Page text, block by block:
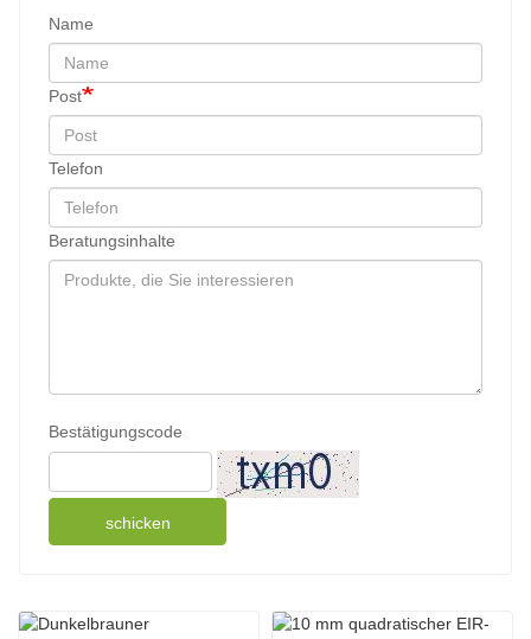
Name
Post
Telefon
Beratungsinhalte
Bestätigungscode
schicken